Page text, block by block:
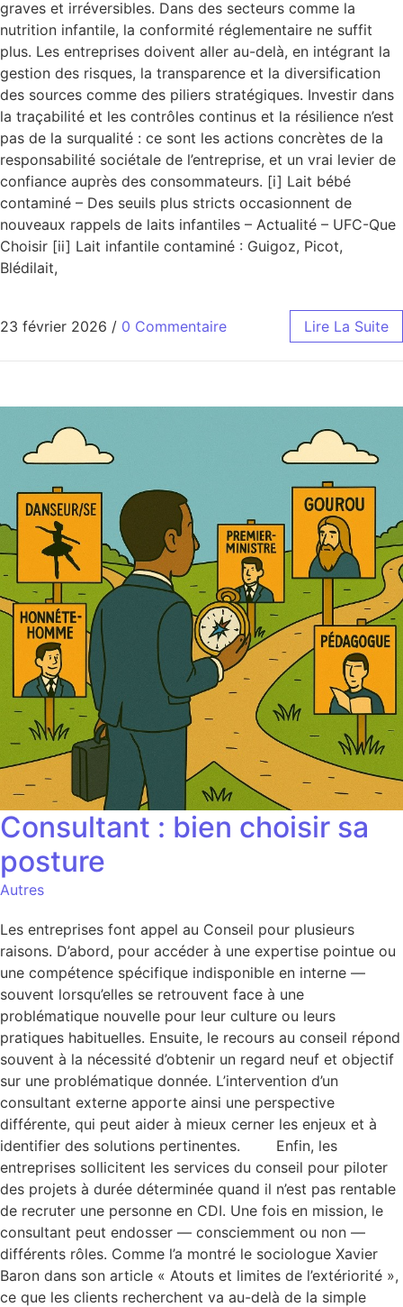
graves et irréversibles. Dans des secteurs comme la
nutrition infantile, la conformité réglementaire ne suffit
plus. Les entreprises doivent aller au-delà, en intégrant la
gestion des risques, la transparence et la diversification
des sources comme des piliers stratégiques. Investir dans
la traçabilité et les contrôles continus et la résilience n’est
pas de la surqualité : ce sont les actions concrètes de la
responsabilité sociétale de l’entreprise, et un vrai levier de
confiance auprès des consommateurs. [i] Lait bébé
contaminé – Des seuils plus stricts occasionnent de
nouveaux rappels de laits infantiles – Actualité – UFC-Que
Choisir [ii] Lait infantile contaminé : Guigoz, Picot,
Blédilait,
23 février 2026 / 0 Commentaire Lire La Suite
Consultant : bien choisir sa
posture
Autres
Les entreprises font appel au Conseil pour plusieurs
raisons. D’abord, pour accéder à une expertise pointue ou
une compétence spécifique indisponible en interne —
souvent lorsqu’elles se retrouvent face à une
problématique nouvelle pour leur culture ou leurs
pratiques habituelles. Ensuite, le recours au conseil répond
souvent à la nécessité d’obtenir un regard neuf et objectif
sur une problématique donnée. L’intervention d’un
consultant externe apporte ainsi une perspective
différente, qui peut aider à mieux cerner les enjeux et à
identifier des solutions pertinentes. Enfin, les
entreprises sollicitent les services du conseil pour piloter
des projets à durée déterminée quand il n’est pas rentable
de recruter une personne en CDI. Une fois en mission, le
consultant peut endosser — consciemment ou non —
différents rôles. Comme l’a montré le sociologue Xavier
Baron dans son article « Atouts et limites de l’extériorité »,
ce que les clients recherchent va au-delà de la simple